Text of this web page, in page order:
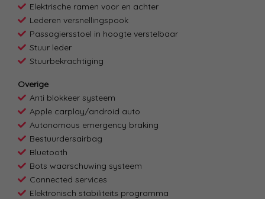
Elektrische ramen voor en achter
Lederen versnellingspook
Passagiersstoel in hoogte verstelbaar
Stuur leder
Stuurbekrachtiging
Overige
Anti blokkeer systeem
Apple carplay/android auto
Autonomous emergency braking
Bestuurdersairbag
Bluetooth
Bots waarschuwing systeem
Connected services
Elektronisch stabiliteits programma